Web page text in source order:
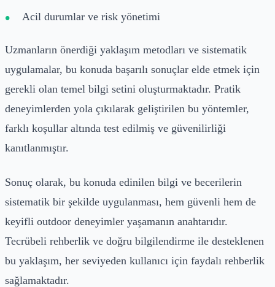
Acil durumlar ve risk yönetimi
Uzmanların önerdiği yaklaşım metodları ve sistematik
uygulamalar, bu konuda başarılı sonuçlar elde etmek için
gerekli olan temel bilgi setini oluşturmaktadır. Pratik
deneyimlerden yola çıkılarak geliştirilen bu yöntemler,
farklı koşullar altında test edilmiş ve güvenilirliği
kanıtlanmıştır.
Sonuç olarak, bu konuda edinilen bilgi ve becerilerin
sistematik bir şekilde uygulanması, hem güvenli hem de
keyifli outdoor deneyimler yaşamanın anahtarıdır.
Tecrübeli rehberlik ve doğru bilgilendirme ile desteklenen
bu yaklaşım, her seviyeden kullanıcı için faydalı rehberlik
sağlamaktadır.